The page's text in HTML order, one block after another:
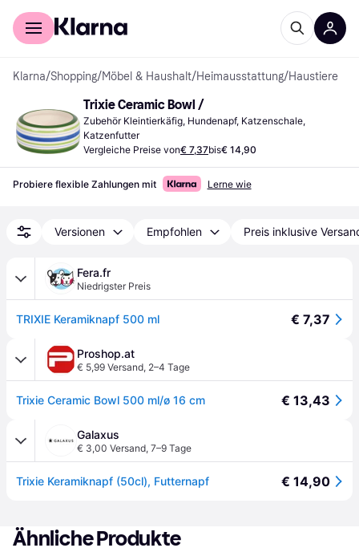
Für Shopper
Klarna/Shopping/Möbel & Haushalt/Heimausstattung/Haustiere
Trixie Ceramic Bowl /
Zubehör Kleintierkäfig, Hundenapf, Katzenschale,
Katzenfutter
Vergleiche Preise von€ 7,37bis€ 14,90
Probiere flexible Zahlungen mit Lerne wie
Versionen Empfohlen Preis inklusive
Fera.fr
Niedrigster Preis
TRIXIE Keramiknapf 500 ml € 7,37
Proshop.at
€ 5,99 Versand, 2–4 Tage
Trixie Ceramic Bowl 500 ml/ø 16 cm € 13,43
Galaxus
€ 3,00 Versand, 7–9 Tage
Trixie Keramiknapf (50cl), Futternapf € 14,90
Ähnliche Produkte